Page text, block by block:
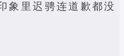
象里迟骋连道歉都没